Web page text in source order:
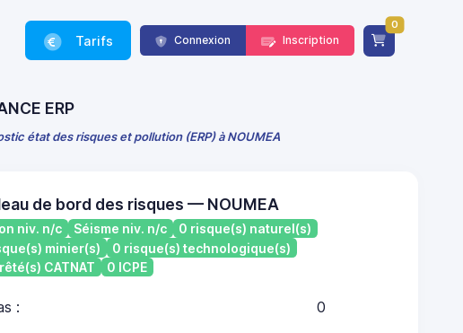
Tarifs Connexion Inscription
0
ERP
état des risques et pollution (ERP) à NOUMEA
de bord des risques — NOUMEA
niv. n/c Séisme niv. n/c
0 risque(s) naturel(s)
minier(s)
0 risque(s) technologique(s)
CATNAT
0 ICPE
: 0